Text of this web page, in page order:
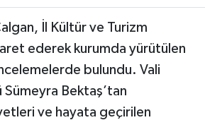
İl Kültür ve Turizm
ederek kurumda yürütülen
bulundu. Vali
Bektaş’tan
ve hayata geçirilen